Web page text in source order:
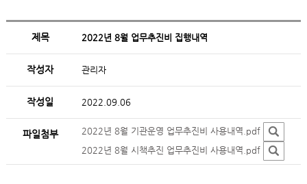
제목 2022년 8월 업무추진비 집행내역
작성자 관리자
작성일 2022.09.06
파일첨부
2022년 8월 기관운영 업무추진비 사용내역.pdf
2022년 8월 시책추진 업무추진비 사용내역.pdf